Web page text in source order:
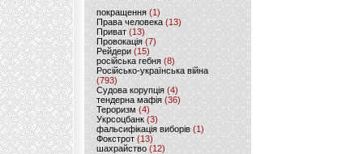
покращення (1)
Права человека(13)
Приват (13)
Провокація (7)
Рейдери (15)
російська гебня (8)
Російсько-українська війна
(793)
Судова корупція (4)
тендерна мафія (36)
Тероризм (4)
Укрсоцбанк (3)
фальсифікація виборів (1)
Фокстрот(13)
шахрайство (12)